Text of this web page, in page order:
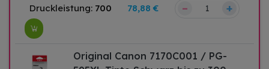
Druckleistung: 700 78,88 € – +
Original Canon 7170C001 / PG-